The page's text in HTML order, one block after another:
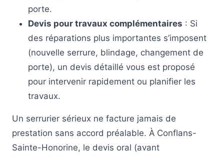
porte.
Devis pour travaux complémentaires : Si
des réparations plus importantes s’imposent
(nouvelle serrure, blindage, changement de
porte), un devis détaillé vous est proposé
pour intervenir rapidement ou planifier les
travaux.
Un serrurier sérieux ne facture jamais de
prestation sans accord préalable. À Conflans-
Sainte-Honorine, le devis oral (avant